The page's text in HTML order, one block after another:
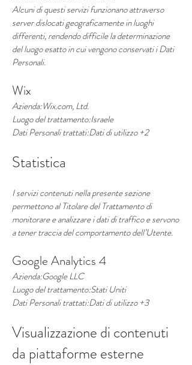
Alcuni di questi servizi funzionano attraverso
server dislocati geograficamente in luoghi
differenti, rendendo difficile la determinazione
del luogo esatto in cui vengono conservati i Dati
Personali.
Wix
Azienda:Wix.com, Ltd.
Luogo del trattamento:Israele
Dati Personali trattati:Dati di utilizzo +2
Statistica
I servizi contenuti nella presente sezione
permettono al Titolare del Trattamento di
monitorare e analizzare i dati di traffico e servono
a tener traccia del comportamento dell’Utente.
Google Analytics 4
Azienda:Google LLC
Luogo del trattamento:Stati Uniti
Dati Personali trattati:Dati di utilizzo +3
Visualizzazione di contenuti
da piattaforme esterne